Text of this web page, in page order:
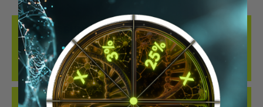
BESCHREIBUNG
WIE ALT BIST DU WIRKLICH? ENTDECKE DEIN BIOLOGISCHES ALTER
MIT DEM EPIAGE™ TESTKIT ERFÄHRST DU, WIE SCHNELL DEIN
KÖRPER TA…MEHR
BEWERTUNGEN